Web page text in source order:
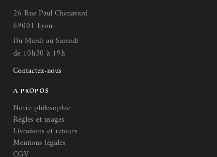
26 Rue Paul Chenavard
69001 Lyon
Du Mardi au Samedi
de 10h30 à 19h
Contactez-nous
A PROPOS
Notre philosophie
Règles et usages
Livraisons et retours
Mentions légales